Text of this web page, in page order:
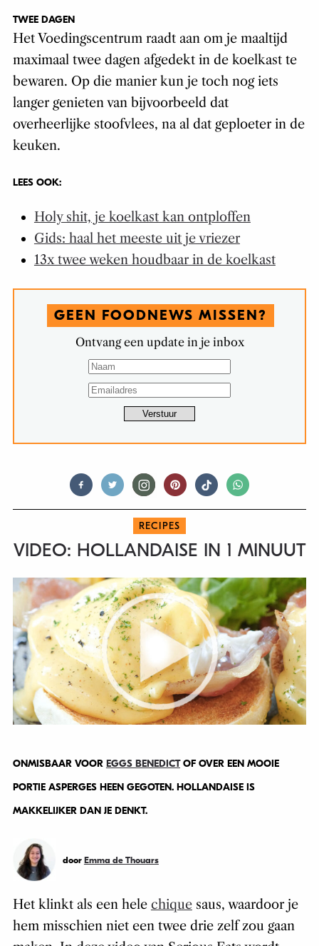
TWEE DAGEN
Het Voedingscentrum raadt aan om je maaltijd
maximaal twee dagen afgedekt in de koelkast te
bewaren. Op die manier kun je toch nog iets
langer genieten van bijvoorbeeld dat
overheerlijke stoofvlees, na al dat geploeter in de
keuken.
LEES OOK:
Holy shit, je koelkast kan ontploffen
Gids: haal het meeste uit je vriezer
13x twee weken houdbaar in de koelkast
GEEN FOODNEWS MISSEN?
Ontvang een update in je inbox
RECIPES
VIDEO: HOLLANDAISE IN 1 MINUUT
ONMISBAAR VOOR EGGS BENEDICTOF OVER EEN MOOIE
PORTIE ASPERGES HEEN GEGOTEN. HOLLANDAISE IS
MAKKELIJKER DAN JE DENKT.
door Emma de Thouars
Het klinkt als een hele chiquesaus, waardoor je
hem misschien niet een twee drie zelf zou gaan